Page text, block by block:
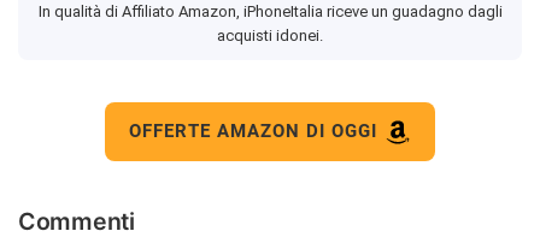
In qualità di Affiliato Amazon, iPhoneItalia riceve un guadagno dagli
acquisti idonei.
OFFERTE AMAZON DI OGGI
Commenti